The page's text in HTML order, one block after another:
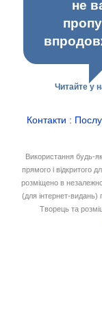
не
Читайте у
Контакти :
Використання будь-
прямого і відкритого
розміщено в
(для інтернет-видань)
Творець та